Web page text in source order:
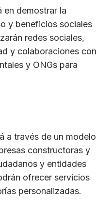
en demostrar la
y beneficios sociales
redes sociales,
y colaboraciones con
y ONGs para
a través de un modelo
constructoras y
y entidades
ofrecer servicios
personalizadas.